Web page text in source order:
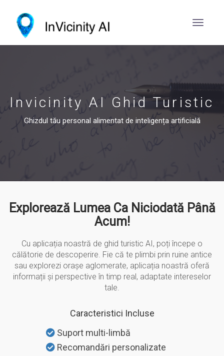
Invicinity AI Ghid Turistic
Ghizdul tău personal alimentat de inteligența artificială
Explorează Lumea Ca Niciodată Până
Acum!
Cu aplicația noastră de ghid turistic AI, poți începe o
călătorie de descoperire. Fie că te plimbi prin ruine antice
sau explorezi orașe aglomerate, aplicația noastră oferă
informații și perspective în timp real, adaptate intereselor
tale.
Caracteristici Incluse
Suport multi-limbă
Recomandări personalizate